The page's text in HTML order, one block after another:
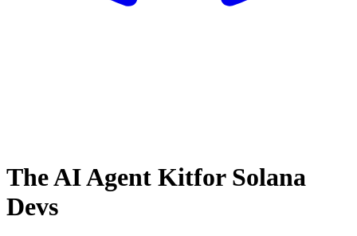
The AI Agent Kitfor Solana
Devs